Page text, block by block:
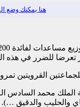
هنا يمكنك وضع
تعرضا للضرر في هذه
القرويتين
الملك محمد
والحليب والدقيق …).